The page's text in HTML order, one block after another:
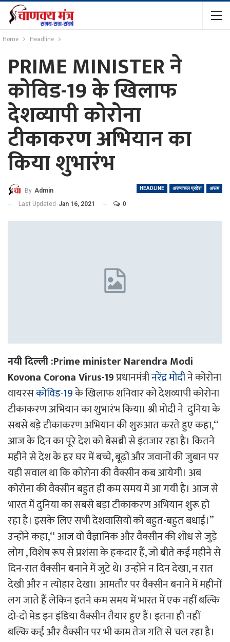
Home Headline
PRIME MINISTER ने
कोविड-19 के खिलाफ
देशव्यापी कोरोना
टीकाकरण अभियान का
किया शुभारंभ
HEADLINE अरुणाचल प्रदेश असम
By Admin
Last Updated Jan 16, 2021 0
नयी दिल्ली :Prime minister Narendra Modi
Kovona Corona Virus-19प्रधानमंत्रीनरेंद्र मोदीने कोरोना
वायरसकोविड-19के खिलाफ शनिवार को देशव्यापी कोरोना
टीकाकरण अभियान का शुभारंभ किया। श्री मोदी ने दुनिया के
सबसे बड़े टीकाकरण अभियान की शुरुआत करते हुए कहा,‘‘
आज के दिन का पूरे देश को बेसब्री से इंतजार रहा है। कितने
महीने से देश के हर घर में बच्चे, बूढ़ों और जवानों की जुबान पर
यही सवाल था कि कोरोना की वैक्सीन कब आयेगी। अब
कोरोना की वैक्सीन बहुत ही कम समय में आ गयी है। आज से
भारत में दुनिया का सबसे बड़ा टीकाकरण अभियान शुरू हो
रहा है। इसके लिए सभी देशवासियों को बहुत-बहुत बधाई।’’
उन्होंने कहा,‘‘ आज वो वैज्ञानिक और वैक्सीन की शोध से जुड़े
लोग , विशेष रूप से प्रशंसा के हकदार हैं, जो बीते कई महीने से
दिन-रात वैक्सीन बनाने में जुटे थे। उन्होंने न दिन देखा, न रात
देखी और न त्योहार देखा। आमतौर पर वैक्सीन बनाने में महीनों
लग जाते हैं लेकिन इतने कम समय में भारत में एक नहीं बल्कि
दो-दो मेड इन इंडिया वैक्सीन तैयार हुए हैं। इतना ही नहीं
बल्कि कई और वैक्सीन पर भी काम तेज गति से चल रहा है।